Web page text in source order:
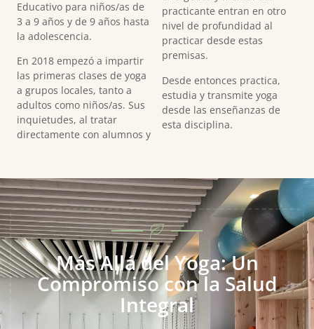
Educativo para niños/as de
3 a 9 años y de 9 años hasta
la adolescencia.
En 2018 empezó a impartir
las primeras clases de yoga
a grupos locales, tanto a
adultos como niños/as. Sus
inquietudes, al tratar
directamente con alumnos y
practicante entran en otro
nivel de profundidad al
practicar desde estas
premisas.
Desde entonces practica,
estudia y transmite yoga
desde las enseñanzas de
esta disciplina.
Más Allá del Yoga: Un
Compromiso con la Salud
Integral